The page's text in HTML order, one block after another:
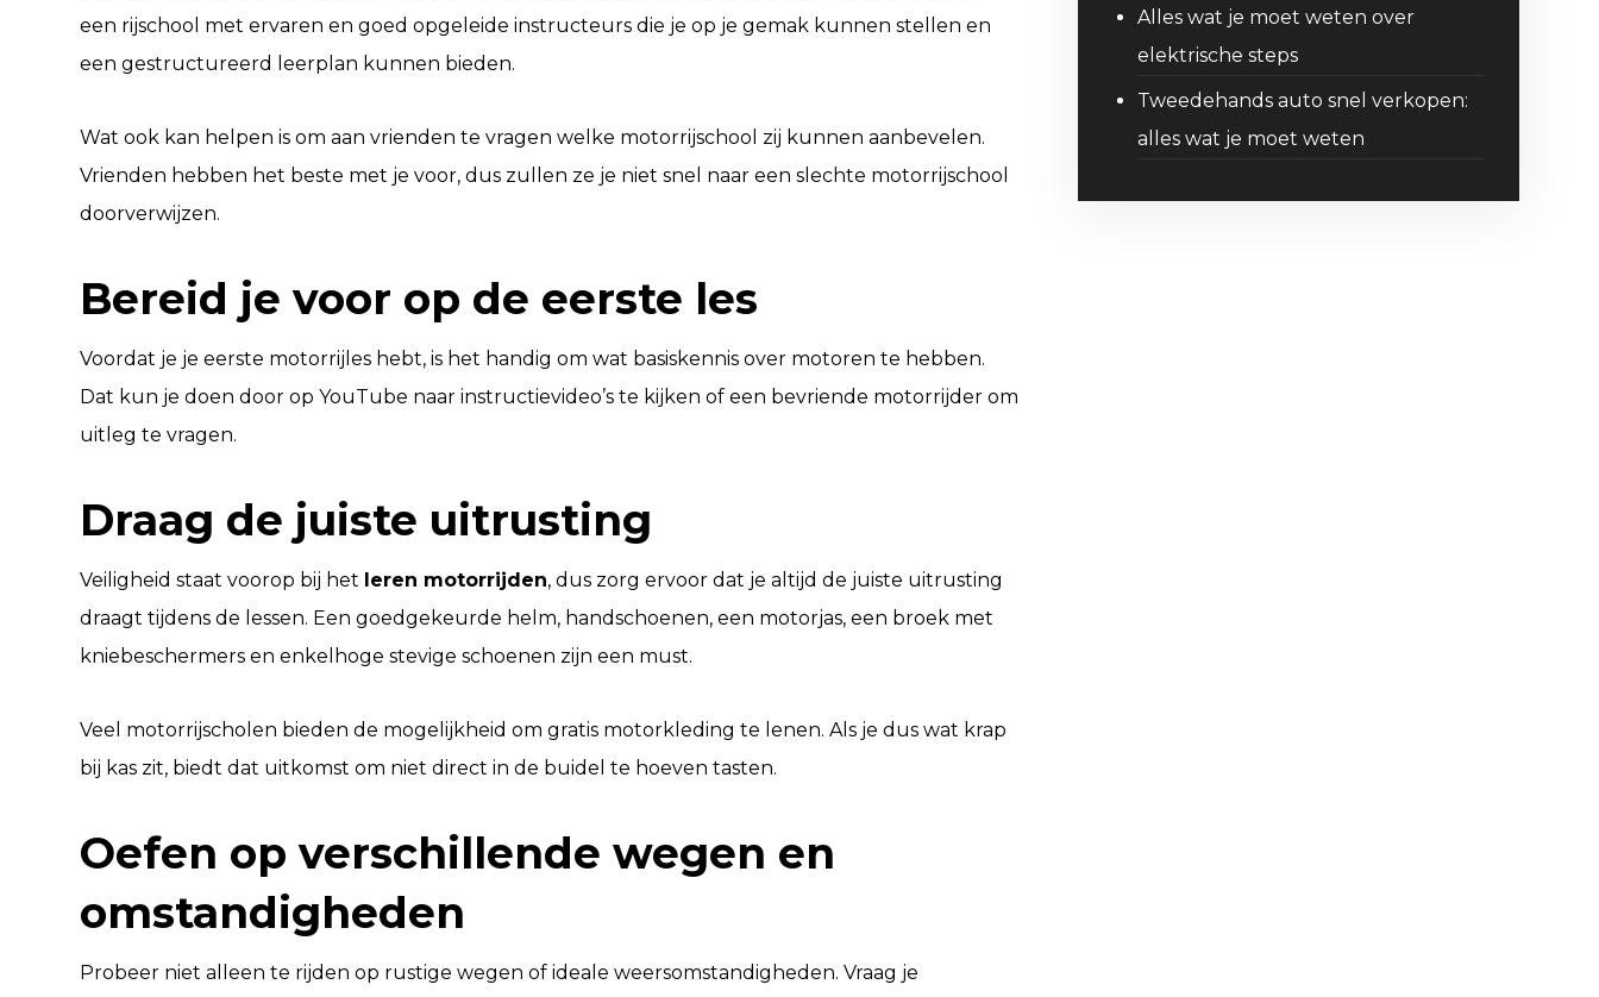
een rijschool met ervaren en goed opgeleide instructeurs die je op je gemak kunnen stellen en
een gestructureerd leerplan kunnen bieden.
Wat ook kan helpen is om aan vrienden te vragen welke motorrijschool zij kunnen aanbevelen.
Vrienden hebben het beste met je voor, dus zullen ze je niet snel naar een slechte motorrijschool
doorverwijzen.
Bereid je voor op de eerste les
Voordat je je eerste motorrijles hebt, is het handig om wat basiskennis over motoren te hebben.
Dat kun je doen door op YouTube naar instructievideo’s te kijken of een bevriende motorrijder om
uitleg te vragen.
Draag de juiste uitrusting
Veiligheid staat voorop bij het leren motorrijden, dus zorg ervoor dat je altijd de juiste uitrusting
draagt tijdens de lessen. Een goedgekeurde helm, handschoenen, een motorjas, een broek met
kniebeschermers en enkelhoge stevige schoenen zijn een must.
Veel motorrijscholen bieden de mogelijkheid om gratis motorkleding te lenen. Als je dus wat krap
bij kas zit, biedt dat uitkomst om niet direct in de buidel te hoeven tasten.
Oefen op verschillende wegen en
omstandigheden
Probeer niet alleen te rijden op rustige wegen of ideale weersomstandigheden. Vraag je
Alles wat je moet weten over
elektrische steps
Tweedehands auto snel verkopen:
alles wat je moet weten